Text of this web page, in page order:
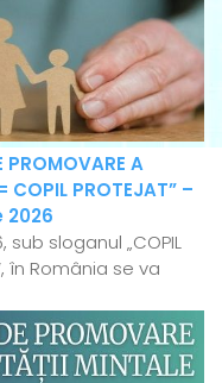
PROMOVARE A
COPIL PROTEJAT” –
2026
sloganul „COPIL
în România se va